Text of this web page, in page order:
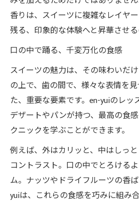
香りは、スイーツに複雑なレイヤ
残る、印象的な体験へと昇華させる
口の中で踊る、千変万化の食感
スイーツの魅力は、その味わいだ
の上で、歯の間で、様々な表情を
た、重要な要素です。en-yuiのレ
デザートやパンが持つ、最高の食
クニックを学ぶことができます。
例えば、外はカリッと、中はしっ
コントラスト。口の中でとろける
ム。ナッツやドライフルーツの香
yuiは、これらの食感を巧みに組み